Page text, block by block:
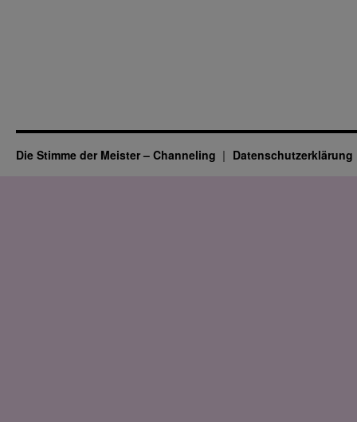
Die Stimme der Meister – Channeling Datenschutz­erklärung